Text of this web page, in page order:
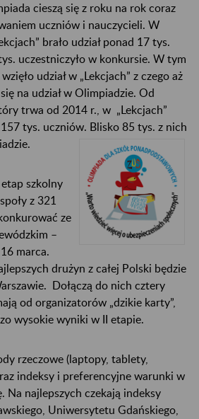
cieszą się z roku na rok coraz
uczniów i nauczycieli. W
brało udział ponad 17 tys.
uczestniczyło w konkursie. W tym
udział w „Lekcjach” z czego aż
na udział w Olimpiadzie. Od
trwa od 2014 r., w „Lekcjach”
tys. uczniów. Blisko 85 tys. z nich
szkolny
z 321
ze
–
marca.
drużyn z całej Polski będzie
Dołączą do nich cztery
od organizatorów „dzikie karty”,
wysokie wyniki w II etapie.
rzeczowe (laptopy, tablety,
indeksy i preferencyjne warunki w
Na najlepszych czekają indeksy
Uniwersytetu Gdańskiego,